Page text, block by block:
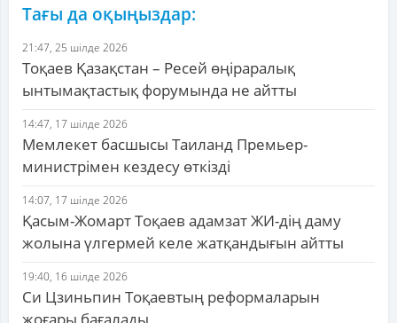
Тағы да оқыңыздар:
21:47, 25 шілде 2026
Тоқаев Қазақстан – Ресей өңіраралық
ынтымақтастық форумында не айтты
14:47, 17 шілде 2026
Мемлекет басшысы Таиланд Премьер-
министрімен кездесу өткізді
14:07, 17 шілде 2026
Қасым-Жомарт Тоқаев адамзат ЖИ-дің даму
жолына үлгермей келе жатқандығын айтты
19:40, 16 шілде 2026
Си Цзиньпин Тоқаевтың реформаларын